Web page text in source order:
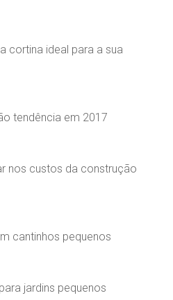
cortina ideal para a sua
tendência em 2017
nos custos da construção
cantinhos pequenos
jardins pequenos